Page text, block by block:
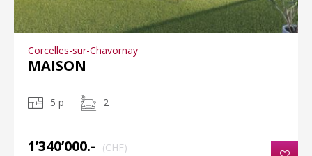
Corcelles-sur-Chavornay
MAISON
5 p 2
1’340’000.- (CHF)